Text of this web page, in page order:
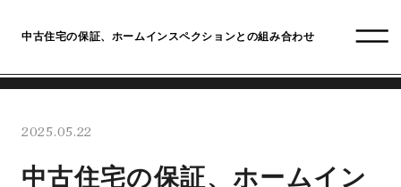
中古住宅の保証、ホームインスペクションとの組み合わせ
2025.05.22
中古住宅の保証、ホームイン